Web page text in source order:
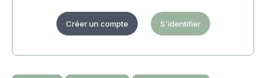
Créer un compte S'identifier